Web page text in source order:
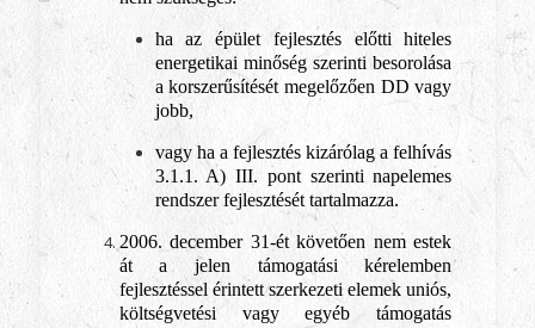
ha az épület fejlesztés előtti hiteles
energetikai minőség szerinti besorolása
a korszerűsítését megelőzően DD vagy
jobb,
vagy ha a fejlesztés kizárólag a felhívás
3.1.1. A) III. pont szerinti napelemes
rendszer fejlesztését tartalmazza.
2006. december 31-ét követően nem estek
át a jelen támogatási kérelemben
fejlesztéssel érintett szerkezeti elemek uniós,
költségvetési vagy egyéb támogatás